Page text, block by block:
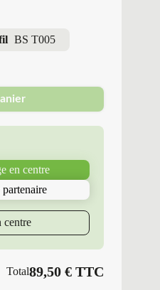
BS T005
en centre
centre
Total89,50€ TTC